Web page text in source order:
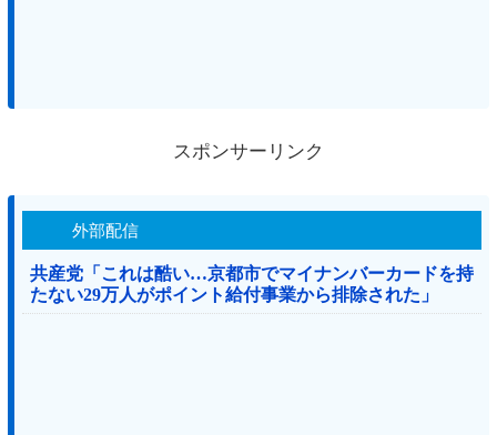
スポンサーリンク
外部配信
共産党「これは酷い…京都市でマイナンバーカードを持
たない29万人がポイント給付事業から排除された」